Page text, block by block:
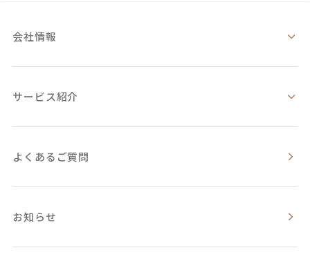
会社情報
サービス紹介
よくあるご質問
お知らせ